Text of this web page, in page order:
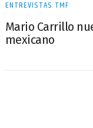
ENTREVISTAS TMF
Mario Carrillo
mexicano